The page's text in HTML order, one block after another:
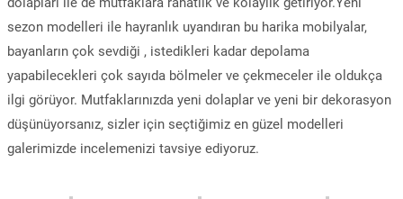
sezon modelleri ile hayranlık uyandıran bu harika mobilyalar,
bayanların çok sevdiği , istedikleri kadar depolama
yapabilecekleri çok sayıda bölmeler ve çekmeceler ile oldukça
ilgi görüyor. Mutfaklarınızda yeni dolaplar ve yeni bir dekorasyon
düşünüyorsanız, sizler için seçtiğimiz en güzel modelleri
galerimizde incelemenizi tavsiye ediyoruz.